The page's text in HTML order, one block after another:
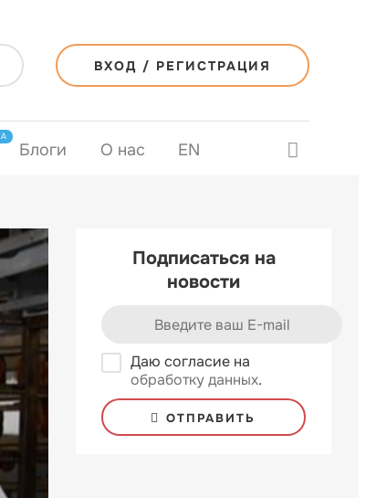
ВХОД / РЕГИСТРАЦИЯ
Блоги О нас EN
Подписаться на
новости
Даю согласие на
обработку данных.
ОТПРАВИТЬ